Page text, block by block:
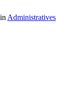
Administratives